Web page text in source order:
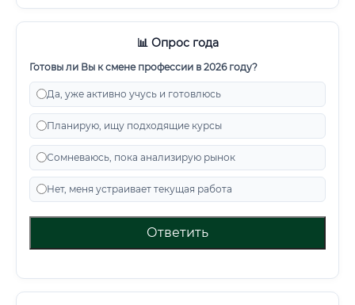
📊 Опрос года
Готовы ли Вы к смене профессии в 2026 году?
Да, уже активно учусь и готовлюсь
Планирую, ищу подходящие курсы
Сомневаюсь, пока анализирую рынок
Нет, меня устраивает текущая работа
Ответить